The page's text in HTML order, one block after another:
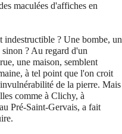
maculées d'affiches en
indestructible ? Une bombe, un
? Au regard d'un
une maison, semblent
à tel point que l'on croit
de la pierre. Mais
comme à Clichy, à
Pré-Saint-Gervais, a fait